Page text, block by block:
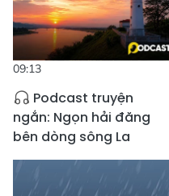
09:13
Podcast truyện
ngắn: Ngọn hải đăng
bên dòng sông La